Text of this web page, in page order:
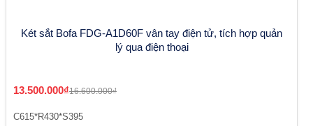
Két sắt Bofa FDG-A1D60F vân tay điện tử, tích hợp quản
lý qua điện thoại
13.500.000₫16.600.000₫
C615*R430*S395